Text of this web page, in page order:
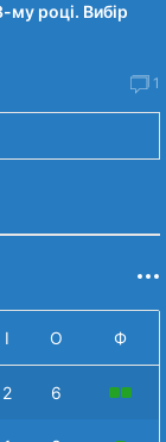
му році. Вибiр
1
І О Ф
2 6